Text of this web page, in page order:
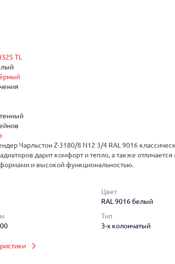
TL
Чарльстон Z-3180/8 N12 3/4 RAL 9016
дарит комфорт и тепло, а также
и высокой функциональностью.
Цвет
RAL 9016 белый
Тип
3-х колончатый